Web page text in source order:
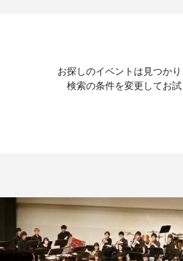
お探しのイベントは見つかり
検索の条件を変更してお試